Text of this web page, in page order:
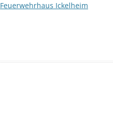
Feuerwehrhaus Ickelheim